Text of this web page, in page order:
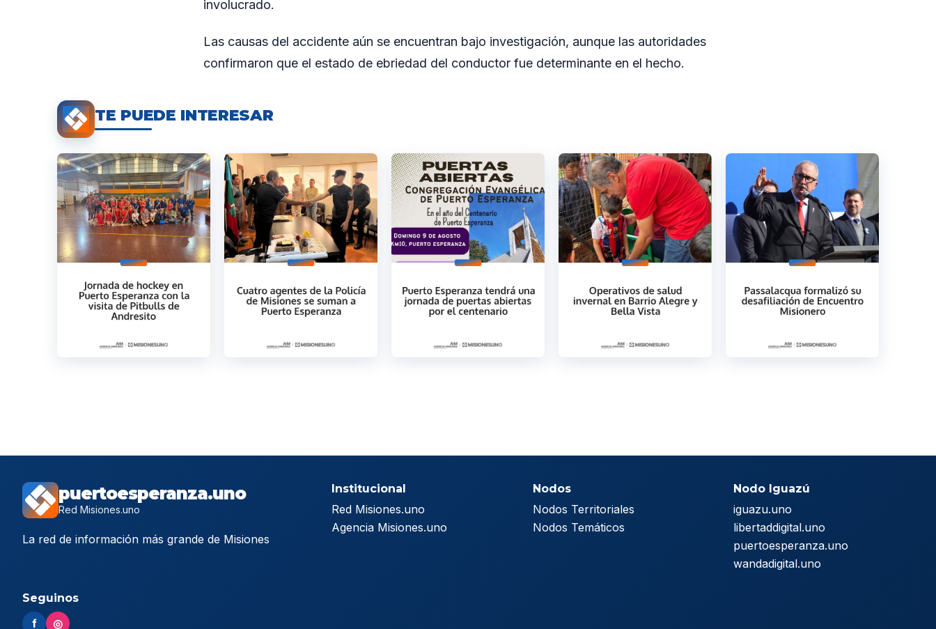
involucrado.
Las causas del accidente aún se encuentran bajo investigación, aunque las autoridades
confirmaron que el estado de ebriedad del conductor fue determinante en el hecho.
TE PUEDE INTERESAR
puertoesperanza.uno
Red Misiones.uno
La red de información más grande de Misiones
Institucional
Red Misiones.uno
Agencia Misiones.uno
Nodos
Nodos Territoriales
Nodos Temáticos
Nodo Iguazú
iguazu.uno
libertaddigital.uno
puertoesperanza.uno
wandadigital.uno
Seguinos
f ◎